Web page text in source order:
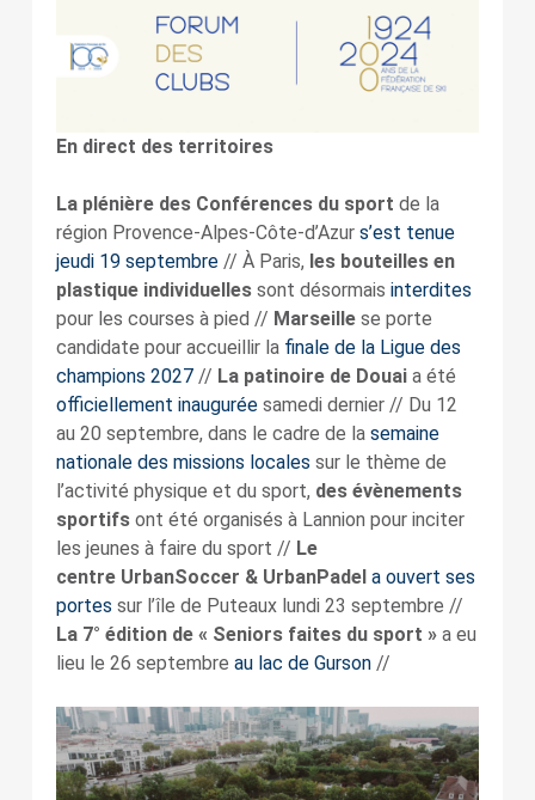
En direct des territoires
La plénière des Conférences du sport de la
région Provence-Alpes-Côte-d’Azur s’est tenue
jeudi 19 septembre// À Paris, les bouteilles en
plastique individuellessont désormais interdites
pour les courses à pied // Marseillese porte
candidate pour accueillir la finale de la Ligue des
champions 2027// La patinoire de Douaia été
officiellement inauguréesamedi dernier // Du 12
au 20 septembre, dans le cadre de la semaine
nationale des missions locales sur le thème de
l’activité physique et du sport, des évènements
sportifs ont été organisés à Lannion pour inciter
les jeunes à faire du sport // Le
centre UrbanSoccer & UrbanPadel a ouvert ses
portes sur l’île de Puteaux lundi 23 septembre //
La 7° édition de « Seniors faites du sport »a eu
lieu le 26 septembre au lac de Gurson//